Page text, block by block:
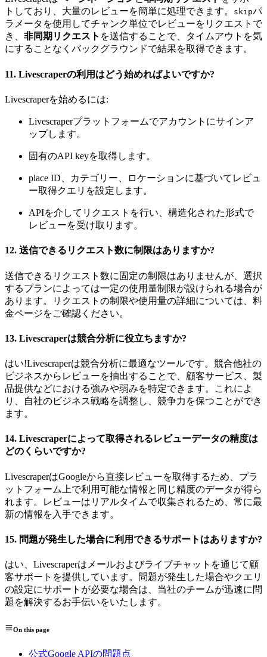
トしており、大量のレビューを簡単に処理できます。
skipパ
ラメータを使用してチャンク単位でレビューをリクエストで
き、 非同期リクエスト を送信することで、タイムアウトを気
にすることなくバックグラウンドで結果を取得できます。
11. Livescraperの利用はどう始めればよいですか?
Livescraperを始めるには:
Livescraperプラットフォームでアカウントにサインア
ップします。
固有のAPI keyを取得します。
place ID、カテゴリー、ロケーションに基づいてレビュ
ー取得クエリを設定します。
APIを介してリクエストを行い、構造化された形式で
レビューを受け取ります。
12. 送信できるリクエスト数に制限はありますか?
送信できるリクエスト数に固定の制限はありませんが、選択
するプランによっては一定の使用量制限が設けられる場合が
あります。リクエストの制限や使用量の詳細については、料
金ページをご確認ください。
13. Livescraperは競合分析に役立ちますか?
はい!Livescraperは競合分析に最適なツールです。競合他社の
ビジネスからレビューを抽出することで、顧客サービス、製
品提供などにおける強みや弱みを特定できます。これによ
り、自社のビジネス戦略を調整し、競争力を保つことができ
ます。
14. Livescraperによって取得されるレビューデータの精度は
どのくらいですか?
LivescraperはGoogleから直接レビューを取得するため、プラ
ットフォーム上で利用可能な情報と同じ精度のデータが得ら
れます。レビューはリアルタイムで収集されるため、常に最
新の情報を入手できます。
15. 問題が発生した場合に利用できるサポートはありますか?
はい、Livescraperはメールおよびライブチャットを通じて顧
客サポートを提供しています。問題が発生した場合やクエリ
の設定にサポートが必要な場合は、当社のチームが迅速に問
題を解決するお手伝いをいたします。
On this page
公式Google APIの問題点